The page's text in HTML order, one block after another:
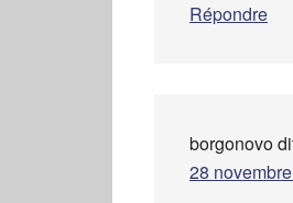
Répondre
borgonovo
28